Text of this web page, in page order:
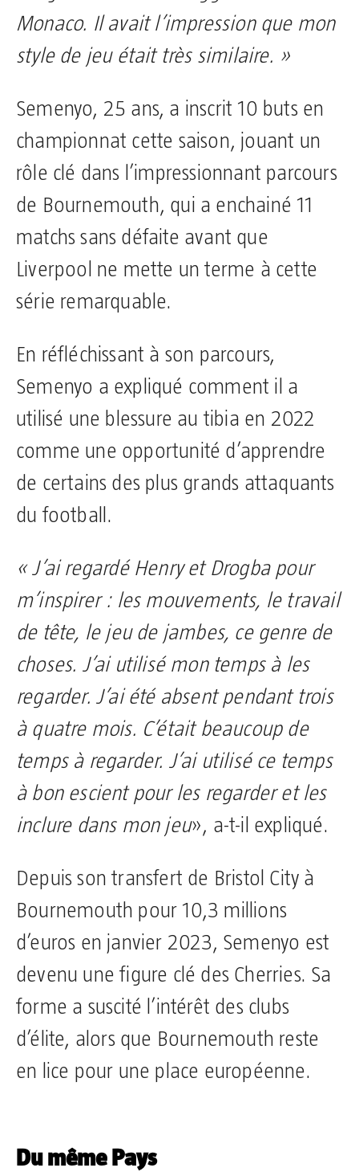
Monaco. Il avait l’impression que mon
style de jeu était très similaire. »
Semenyo, 25 ans, a inscrit 10 buts en
championnat cette saison, jouant un
rôle clé dans l’impressionnant parcours
de Bournemouth, qui a enchainé 11
matchs sans défaite avant que
Liverpool ne mette un terme à cette
série remarquable.
En réfléchissant à son parcours,
Semenyo a expliqué comment il a
utilisé une blessure au tibia en 2022
comme une opportunité d’apprendre
de certains des plus grands attaquants
du football.
« J’ai regardé Henry et Drogba pour
m’inspirer : les mouvements, le travail
de tête, le jeu de jambes, ce genre de
choses. J’ai utilisé mon temps à les
regarder. J’ai été absent pendant trois
à quatre mois. C’était beaucoup de
temps à regarder. J’ai utilisé ce temps
à bon escient pour les regarder et les
inclure dans mon jeu», a-t-il expliqué.
Depuis son transfert de Bristol City à
Bournemouth pour 10,3 millions
d’euros en janvier 2023, Semenyo est
devenu une figure clé des Cherries. Sa
forme a suscité l’intérêt des clubs
d’élite, alors que Bournemouth reste
en lice pour une place européenne.
Du même Pays